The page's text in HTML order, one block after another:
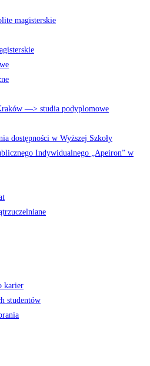
magisterskie
—> studia podyplomowe
dostępności w Wyższej Szkoły
Indywidualnego „Apeiron” w
karier
studentów